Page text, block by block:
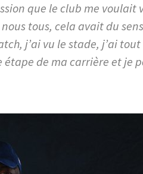
que le club me
tous, cela avait du
j’ai vu le stade, j’ai
étape de ma carrière et je